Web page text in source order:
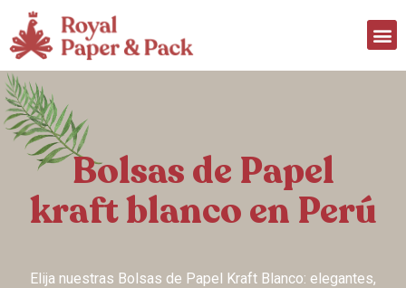
Bolsas de Papel
kraft blanco en Perú
Elija nuestras Bolsas de Papel Kraft Blanco: elegantes,